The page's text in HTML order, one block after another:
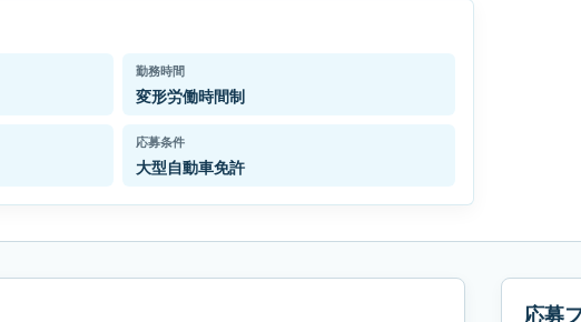
勤務時間
変形労働時間制
応募条件
大型自動車免許
応募